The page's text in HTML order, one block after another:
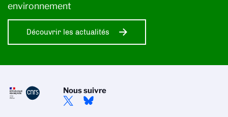
environnement
Découvrir les actualités
Nous suivre